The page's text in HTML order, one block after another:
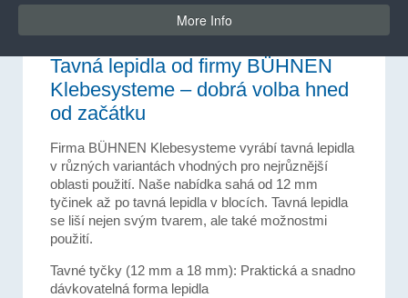
Tavná lepidla od firmy BÜHNEN
Klebesysteme – dobrá volba hned
od začátku
Firma BÜHNEN Klebesysteme vyrábí tavná lepidla
v různých variantách vhodných pro nejrůznější
oblasti použití. Naše nabídka sahá od 12 mm
tyčinek až po tavná lepidla v blocích. Tavná lepidla
se liší nejen svým tvarem, ale také možnostmi
použití.
Tavné tyčky (12 mm a 18 mm): Praktická a snadno
dávkovatelná forma lepidla
More Info